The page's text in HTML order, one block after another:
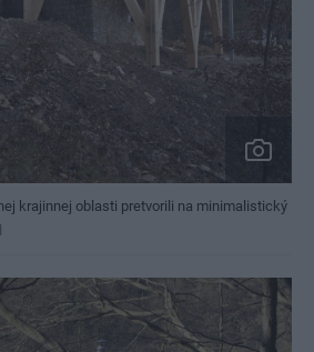
krajinnej oblasti pretvorili na minimalistický